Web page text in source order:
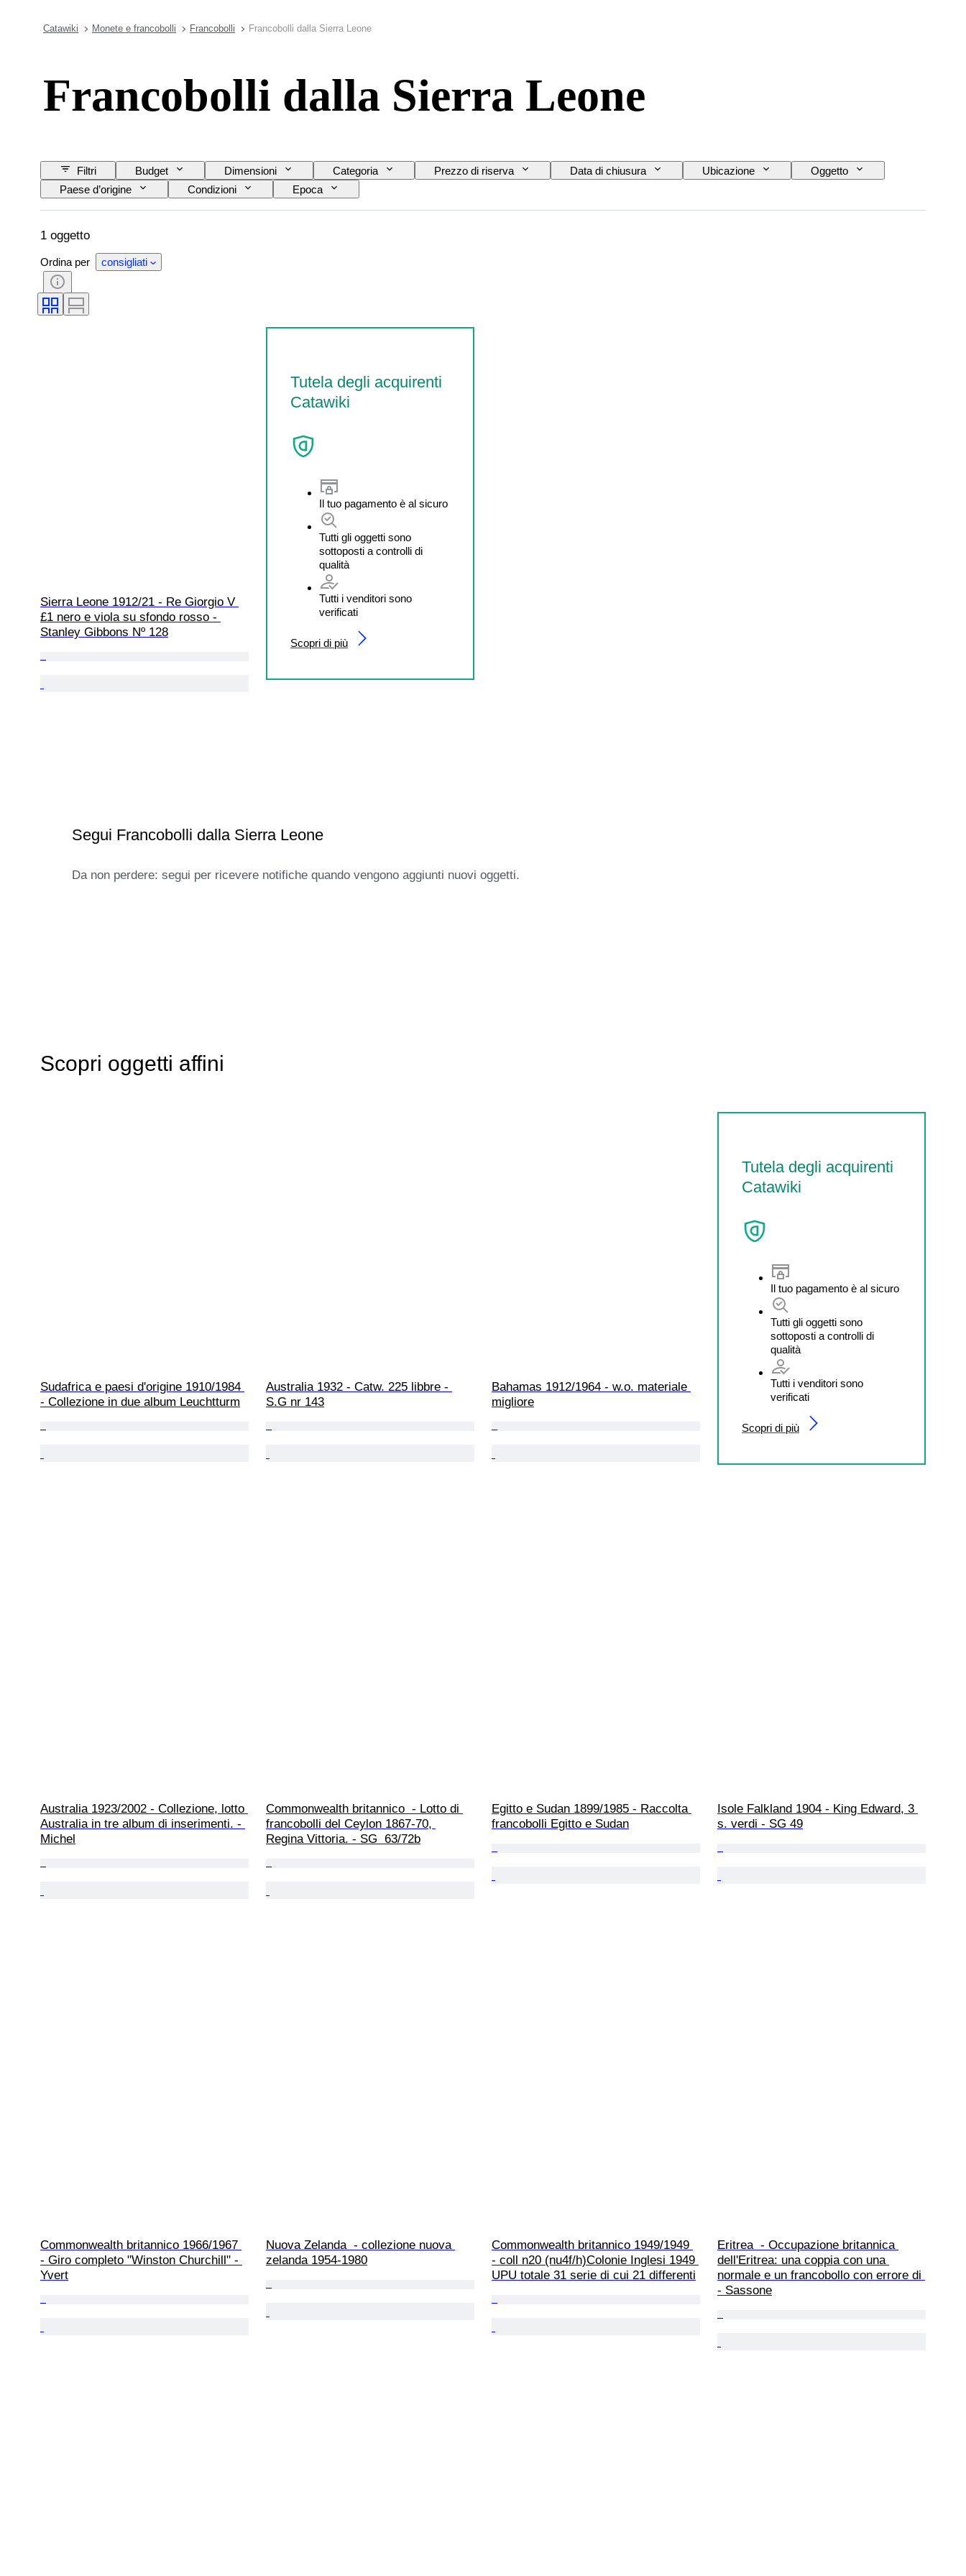
Catawiki Monete e francobolli Francobolli Francobolli dalla Sierra Leone
Francobolli dalla Sierra Leone
Filtri Budget Dimensioni Categoria Prezzo di riserva Data di chiusura Ubicazione
Oggetto
Paese d’origine
Condizioni Epoca
1 oggetto
Ordina per consigliati
Sierra Leone 1912/21 - Re Giorgio V
£1 nero e viola su sfondo rosso -
Stanley Gibbons Nº 128
Tutela degli acquirenti
Catawiki
Il tuo pagamento è al sicuro
Tutti gli oggetti sono
sottoposti a controlli di
qualità
Tutti i venditori sono
verificati
Scopri di più
Segui Francobolli dalla Sierra Leone
Da non perdere: segui per ricevere notifiche quando vengono aggiunti nuovi oggetti.
Scopri oggetti affini
Tutela degli acquirenti
Catawiki
Il tuo pagamento è al sicuro
Tutti gli oggetti sono
sottoposti a controlli di
qualità
Tutti i venditori sono
verificati
Scopri di più
Sudafrica e paesi d'origine 1910/1984
- Collezione in due album Leuchtturm
Australia 1932 - Catw. 225 libbre -
S.G nr 143
Bahamas 1912/1964 - w.o. materiale
migliore
Australia 1923/2002 - Collezione, lotto
Australia in tre album di inserimenti. -
Michel
Commonwealth britannico  - Lotto di
francobolli del Ceylon 1867-70,
Regina Vittoria. - SG  63/72b
Egitto e Sudan 1899/1985 - Raccolta
francobolli Egitto e Sudan
Isole Falkland 1904 - King Edward, 3
s. verdi - SG 49
Commonwealth britannico 1966/1967
- Giro completo "Winston Churchill" -
Yvert
Nuova Zelanda  - collezione nuova
zelanda 1954-1980
Commonwealth britannico 1949/1949
- coll n20 (nu4f/h)Colonie Inglesi 1949
UPU totale 31 serie di cui 21 differenti
Eritrea  - Occupazione britannica
dell'Eritrea: una coppia con una
normale e un francobollo con errore di
- Sassone